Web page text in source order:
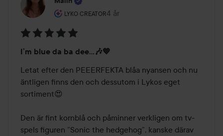
LYKO CREATOR
Användarens roll: Lyko Creator.
4 år
Inlägget skapades 4 år
5
av
5
I’m blue da ba dee…🎶💙
Letat efter den PEEERFEKTA blåa nyansen och nu
äntligen finns den och dessutom i Lykos eget
sortiment😍
Den är fint kornblå och påminner verkligen om tv-
spels figuren ”Sonic the hedgehog”, kanske därav